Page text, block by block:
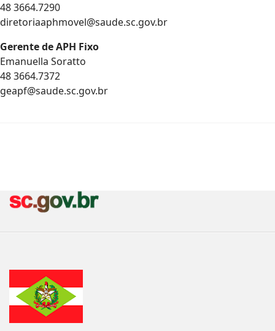
48 3664.7290
diretoriaaphmovel@saude.sc.gov.br
Gerente de APH Fixo
Emanuella Soratto
48 3664.7372
geapf@saude.sc.gov.br